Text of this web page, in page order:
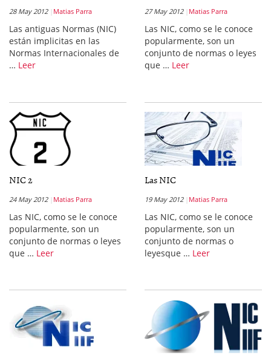
28 May 2012 Matias Parra
Las antiguas Normas (NIC)
están implicitas en las
Normas Internacionales de
… Leer
27 May 2012 Matias Parra
Las NIC, como se le conoce
popularmente, son un
conjunto de normas o leyes
que … Leer
NIC 2
24 May 2012 Matias Parra
Las NIC, como se le conoce
popularmente, son un
conjunto de normas o leyes
que … Leer
Las NIC
19 May 2012 Matias Parra
Las NIC, como se le conoce
popularmente, son un
conjunto de normas o
leyesque … Leer